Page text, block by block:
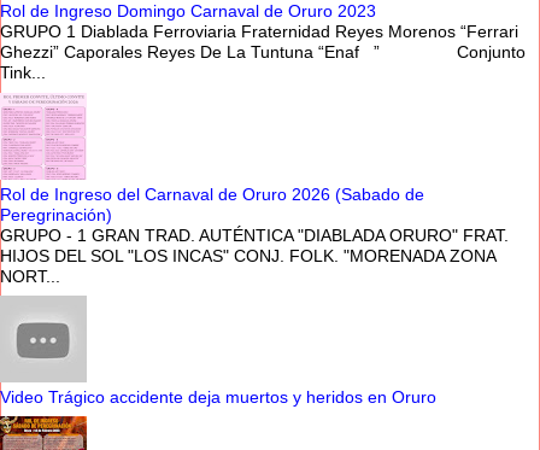
Rol de Ingreso Domingo Carnaval de Oruro 2023
GRUPO 1 Diablada Ferroviaria Fraternidad Reyes Morenos “Ferrari
Ghezzi” Caporales Reyes De La Tuntuna “Enaf ” Conjunto
Tink...
Rol de Ingreso del Carnaval de Oruro 2026 (Sabado de
Peregrinación)
GRUPO - 1 GRAN TRAD. AUTÉNTICA "DIABLADA ORURO" FRAT.
HIJOS DEL SOL "LOS INCAS" CONJ. FOLK. "MORENADA ZONA
NORT...
Video Trágico accidente deja muertos y heridos en Oruro